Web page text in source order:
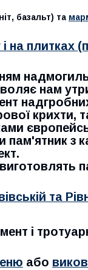
базальт) та
на плитках
нам
крихти,
пам'ятник з
та
і
або